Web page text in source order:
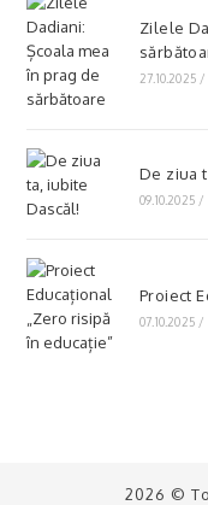
Zilele
27.10.2025 /
De ziua
09.10.2025 /
Proiect
07.10.2025 /
2026 ©